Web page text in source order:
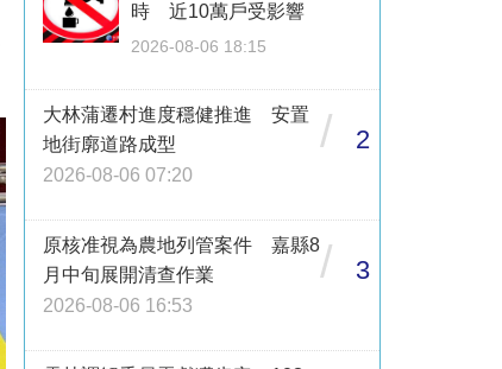
時 近10萬戶受影響
2026-08-06 18:15
大林蒲遷村進度穩健推進 安置
地街廓道路成型
2026-08-06 07:20
/ 2
原核准視為農地列管案件 嘉縣8
月中旬展開清查作業
2026-08-06 16:53
/ 3